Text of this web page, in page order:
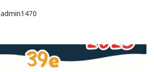
admin1470